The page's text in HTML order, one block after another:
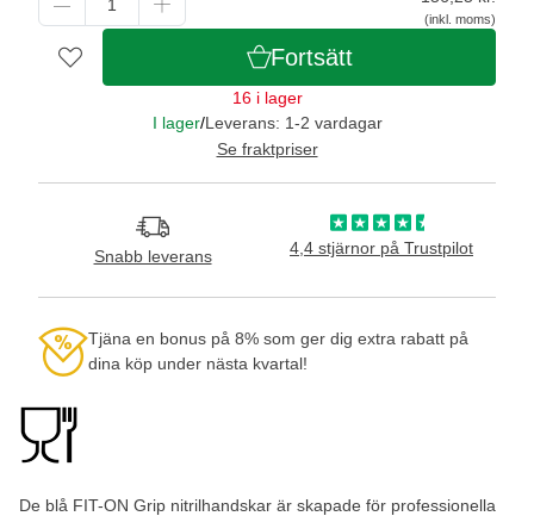
De blå FIT-ON Grip nitrilhandskar är skapade för professionella
(inkl. moms)
Fortsätt
16 i lager
I lager/Leverans: 1-2 vardagar
Se fraktpriser
Snabb leverans 4,4 stjärnor på Trustpilot
Tjäna en bonus på 8% som ger dig extra rabatt på
dina köp under nästa kvartal!